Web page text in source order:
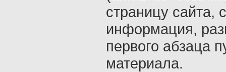
страницу сайта,
информация,
первого абзаца
материала.